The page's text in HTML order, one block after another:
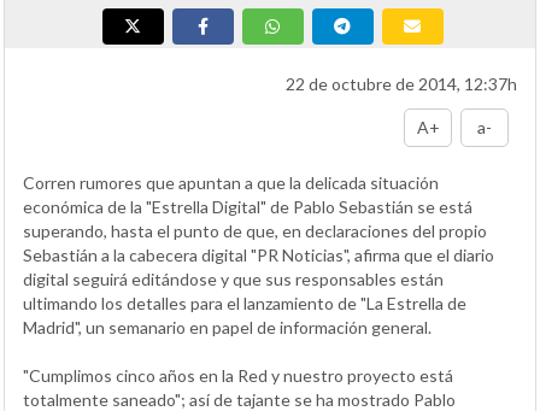
22 de octubre de 2014, 12:37h
A+ a-
Corren rumores que apuntan a que la delicada situación
económica de la "Estrella Digital" de Pablo Sebastián se está
superando, hasta el punto de que, en declaraciones del propio
Sebastián a la cabecera digital "PR Noticias", afirma que el diario
digital seguirá editándose y que sus responsables están
ultimando los detalles para el lanzamiento de "La Estrella de
Madrid", un semanario en papel de información general.
"Cumplimos cinco años en la Red y nuestro proyecto está
totalmente saneado"; así de tajante se ha mostrado Pablo